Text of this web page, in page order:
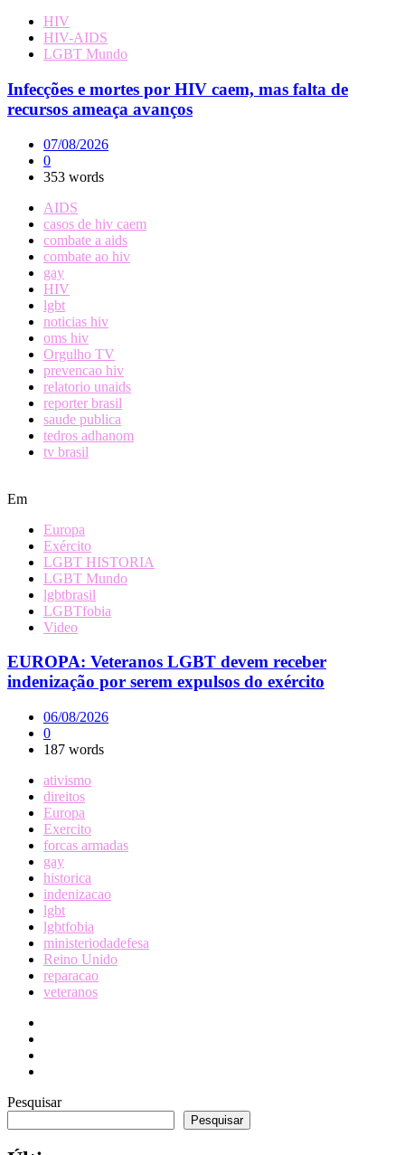
HIV
HIV-AIDS
LGBT Mundo
Infecções e mortes por HIV caem, mas falta de
recursos ameaça avanços
07/08/2026
0
353 words
AIDS
casos de hiv caem
combate a aids
combate ao hiv
gay
HIV
lgbt
noticias hiv
oms hiv
Orgulho TV
prevencao hiv
relatorio unaids
reporter brasil
saude publica
tedros adhanom
tv brasil
Em
Europa
Exército
LGBT HISTORIA
LGBT Mundo
lgbtbrasil
LGBTfobia
Video
EUROPA: Veteranos LGBT devem receber
indenização por serem expulsos do exército
06/08/2026
0
187 words
ativismo
direitos
Europa
Exercito
forcas armadas
gay
historica
indenizacao
lgbt
lgbtfobia
ministeriodadefesa
Reino Unido
reparacao
veteranos
Pesquisar
Pesquisar